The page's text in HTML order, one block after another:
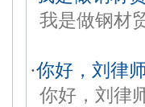
我是做钢材
·你好，刘律
你好，刘律